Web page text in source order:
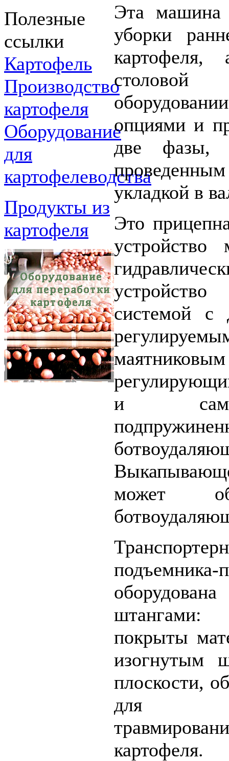
Полезные
ссылки
Картофель
Производство
картофеля
Оборудование
для
картофелеводства
Продукты из
картофеля
Эта машина
уборки
опциями и
две фазы,
укладкой в
Это
устройство
системой с
и
может
подъемника-
покрыты
изогнутым
плоскости,
для
картофеля.